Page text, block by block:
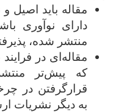
مقاله باید اصیل
دارای نوآوری
منتشر شده،
مقاله­‌ای در
که پیش‌تر
قرارگرفتن در
به دیگر نشریات